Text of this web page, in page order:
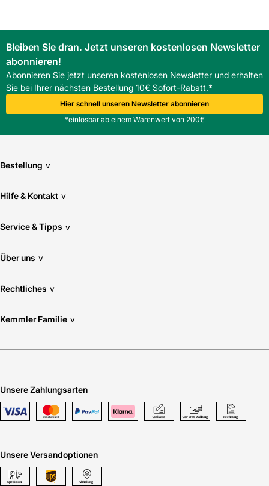
Wie erfolgt die Montage der BMI Braas Firstendscheibe
Universal?
Die Montage erfolgt fachgerecht; vor Einbau ist die
Passform zu prüfen, um eine dauerhafte Abdichtung und
sauberen Abschluss zu gewährleisten.
Bleiben Sie dran. Jetzt unseren kostenlosen Newsletter
abonnieren!
Abonnieren Sie jetzt unseren kostenlosen Newsletter und erhalten
Sie bei Ihrer nächsten Bestellung 10€ Sofort-Rabatt.*
Hier schnell unseren Newsletter abonnieren
*einlösbar ab einem Warenwert von 200€
Bestellung v
Hilfe & Kontakt v
Service & Tipps v
Über uns v
Rechtliches v
Kemmler Familie v
Unsere Zahlungsarten
Unsere Versandoptionen